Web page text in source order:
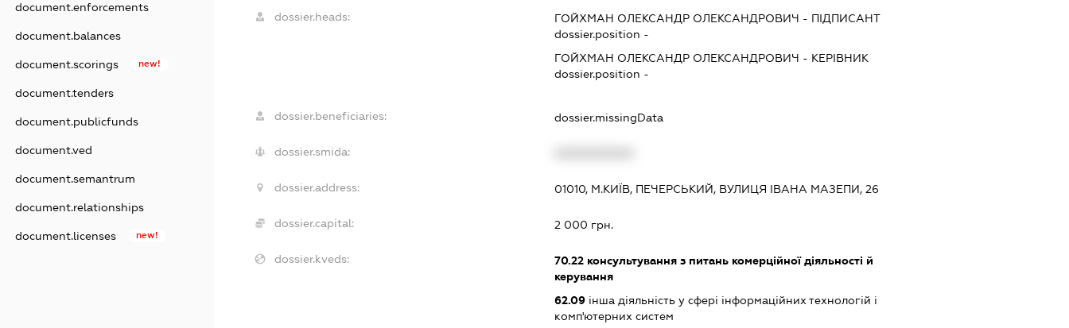
document.enforcements
document.balances
document.scorings new!
document.tenders
document.publicfunds
document.ved
document.semantrum
document.relationships
document.licenses new!
dossier.heads: ГОЙХМАН ОЛЕКСАНДР ОЛЕКСАНДРОВИЧ - ПІДПИСАНТ
dossier.position -
ГОЙХМАН ОЛЕКСАНДР ОЛЕКСАНДРОВИЧ - КЕРІВНИК
dossier.position -
dossier.beneficiaries: dossier.missingData
dossier.smida:
dossier.address: 01010, М.КИЇВ, ПЕЧЕРСЬКИЙ, ВУЛИЦЯ ІВАНА МАЗЕПИ, 26
dossier.capital: 2 000 грн.
dossier.kveds: 70.22 консультування з питань комерційної діяльності й
керування
62.09 інша діяльність у сфері інформаційних технологій і
комп'ютерних систем